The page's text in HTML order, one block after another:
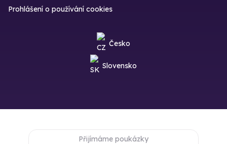
Prohlášení o používání cookies
Česko
Slovensko
Přijímáme poukázky